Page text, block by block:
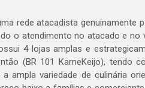
rede atacadista
o atendimento no atacado e
4 lojas amplas e
(BR 101 KarneKeijo), tendo
ampla variedade de culinária